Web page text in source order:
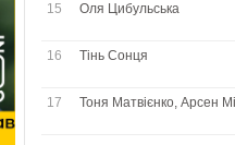
15 Оля Цибульська
16 Тінь Сонця
17 Тоня Матвієнко, Арсен